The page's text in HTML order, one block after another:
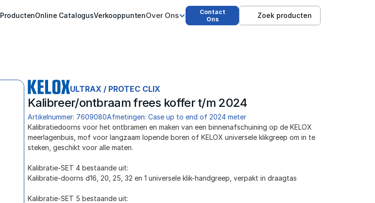
ProductenOnline CatalogusVerkooppuntenOver Ons
Contact
Ons
Zoek producten
ULTRAX / PROTEC CLIX
Kalibreer/ontbraam frees koffer t/m 2024
Artikelnummer: 7609080Afmetingen: Case up to end of 2024 meter
﻿Kalibratiedoorns voor het ontbramen en maken van een binnenafschuining op de KELOX
meerlagenbuis, mof voor langzaam lopende boren of KELOX universele klikgreep om in te
steken, geschikt voor alle maten.
Kalibratie-SET 4 bestaande uit:
Kalibratie-doorns d16, 20, 25, 32 en 1 universele klik-handgreep, verpakt in draagtas
Kalibratie-SET 5 bestaande uit: